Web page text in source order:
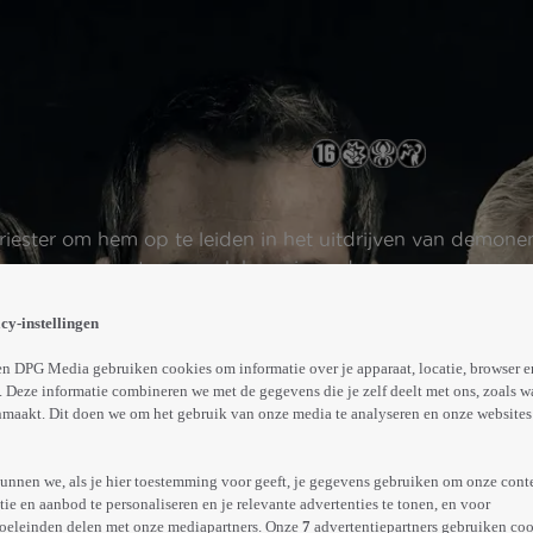
om hem op te leiden in het uitdrijven van
en moeten ze ook hun eigen demonen onder
Trailer
Meer
info
instellingen
DPG Media gebruiken cookies om informatie over je apparaat, locatie, browser
Deze informatie combineren we met de gegevens die je zelf deelt met ons, zoals
Dit doen we om het gebruik van onze media te analyseren en onze
we, als je hier toestemming voor geeft, je gegevens gebruiken om onze
en aanbod te personaliseren en je relevante advertenties te tonen, en voor
delen met onze mediapartners. Onze 7 advertentiepartners gebruiken